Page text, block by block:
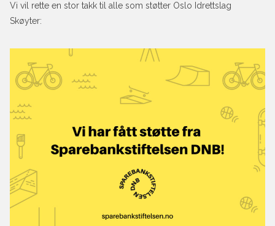
Vi vil rette en stor takk til alle som støtter Oslo Idrettslag
Skøyter: